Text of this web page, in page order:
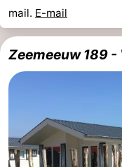
mail. E-mail
Zeemeeuw 189 -